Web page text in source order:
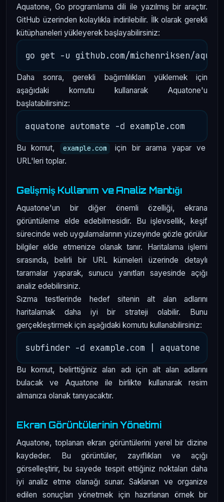
Aquatone, Go programlama dili ile yazılmış bir araçtır.
GitHub üzerinden kolaylıkla indirilebilir. İlk olarak gerekli
kütüphaneleri yükleyerek başlayabilirsiniz:
Daha sonra, gerekli bağımlılıkları yüklemek için
aşağıdaki komutu kullanarak Aquatone'u
başlatabilirsiniz:
Bu komut, example.com
için bir arama yapar ve
URL'leri toplar.
Gelişmiş Kullanım ve Analiz Mantığı
Aquatone'un bir diğer önemli özelliği, ekrana
görüntüleme elde edebilmesidir. Bu işlevsellik, keşif
sürecinde web uygulamalarının yüzeyinde gözle görülür
bilgiler elde etmenize olanak tanır. Haritalama işlemi
sırasında, belirli bir URL kümeleri üzerinde detaylı
taramalar yaparak, sunucu yanıtları sayesinde açığı
analiz edebilirsiniz.
Sızma testlerinde hedef sitenin alt alan adlarını
haritalamak daha iyi bir strateji olabilir. Bunu
gerçekleştirmek için aşağıdaki komutu kullanabilirsiniz:
Bu komut, belirttiğiniz alan adı için alt alan adlarını
bulacak ve Aquatone ile birlikte kullanarak resim
almanıza olanak tanıyacaktır.
Ekran Görüntülerinin Yönetimi
Aquatone, toplanan ekran görüntülerini yerel bir dizine
kaydeder. Bu görüntüler, zayıflıkları ve açığı
görselleştirir, bu sayede tespit ettiğiniz noktaları daha
iyi analiz etme olanağı sunar. Saklanan ve organize
edilen sonuçları yönetmek için hazırlanan örnek bir